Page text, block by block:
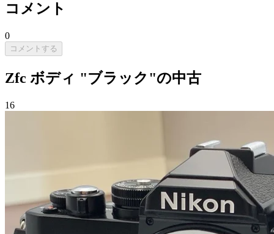
コメント
0
コメントする
Zfc ボディ "ブラック"の中古
16